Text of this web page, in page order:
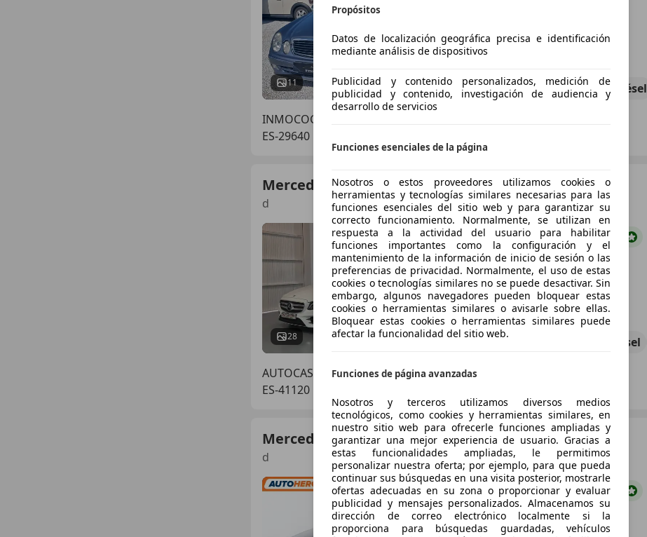
11 07/2004 113.000 km Diésel
INMOCOCHES
ES-29640 FUENGIROLA
Mercedes-Benz E 220
d
28
€ 29.800 Súper oferta
12/2019 Diésel
AUTOCASION CABAS
ES-41120 GELVES
Mercedes-Benz E 220
d
€ 21.428 Súper oferta
Propósitos
Datos de localización geográfica precisa e identificación
mediante análisis de dispositivos
Publicidad y contenido personalizados, medición de
publicidad y contenido, investigación de audiencia y
desarrollo de servicios
Funciones esenciales de la página
Nosotros o estos proveedores utilizamos cookies o
herramientas y tecnologías similares necesarias para las
funciones esenciales del sitio web y para garantizar su
correcto funcionamiento. Normalmente, se utilizan en
respuesta a la actividad del usuario para habilitar
funciones importantes como la configuración y el
mantenimiento de la información de inicio de sesión o las
preferencias de privacidad. Normalmente, el uso de estas
cookies o tecnologías similares no se puede desactivar. Sin
embargo, algunos navegadores pueden bloquear estas
cookies o herramientas similares o avisarle sobre ellas.
Bloquear estas cookies o herramientas similares puede
afectar la funcionalidad del sitio web.
Funciones de página avanzadas
Nosotros y terceros utilizamos diversos medios
tecnológicos, como cookies y herramientas similares, en
nuestro sitio web para ofrecerle funciones ampliadas y
garantizar una mejor experiencia de usuario. Gracias a
estas funcionalidades ampliadas, le permitimos
personalizar nuestra oferta; por ejemplo, para que pueda
continuar sus búsquedas en una visita posterior, mostrarle
ofertas adecuadas en su zona o proporcionar y evaluar
publicidad y mensajes personalizados. Almacenamos su
dirección de correo electrónico localmente si la
proporciona para búsquedas guardadas, vehículos